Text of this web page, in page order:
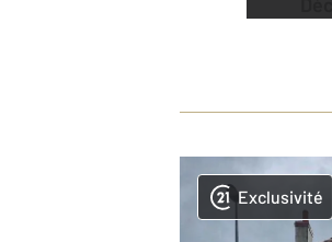
Exclusivité